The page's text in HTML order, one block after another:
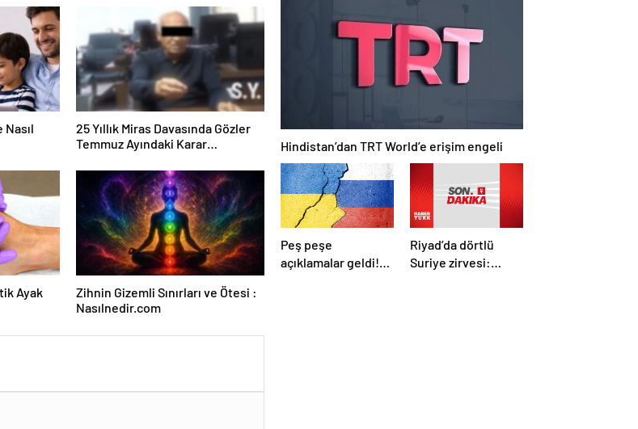
25 Yıllık Miras Davasında Gözler
Temmuz Ayındaki Karar
Ayak
Zihnin Gizemli Sınırları ve Ötesi :
Nasılnedir.com
Hindistan’dan TRT World’e erişim engeli
Peş peşe
açıklamalar geldi!
Riyad’da dörtlü
Suriye zirvesi: